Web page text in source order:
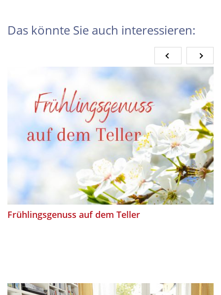
Das könnte Sie auch interessieren:
Frühlingsgenuss auf dem Teller